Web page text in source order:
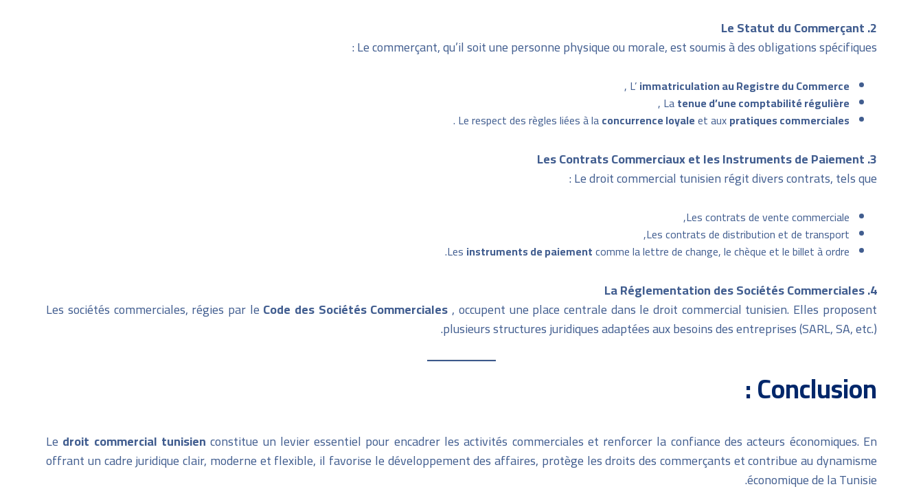
2. Le Statut du Commerçant
Le commerçant, qu’il soit une personne physique ou morale, est soumis à des obligations spécifiques :
L’immatriculation au Registre du Commerce
,
Latenue d’une comptabilité régulière
,
Le respect des règles liées à laconcurrence loyaleet auxpratiques commerciales
.
3. Les Contrats Commerciaux et les Instruments de Paiement
Le droit commercial tunisien régit divers contrats, tels que :
Les contrats de vente commerciale,
Les contrats de distribution et de transport,
Les instruments de paiementcomme la lettre de change, le chèque et le billet à ordre.
4. La Réglementation des Sociétés Commerciales
Les sociétés commerciales, régies par le Code des Sociétés Commerciales, occupent une place centrale dans le droit commercial tunisien. Elles proposent
plusieurs structures juridiques adaptées aux besoins des entreprises (SARL, SA, etc.).
Conclusion :
Le droit commercial tunisien constitue un levier essentiel pour encadrer les activités commerciales et renforcer la confiance des acteurs économiques. En
offrant un cadre juridique clair, moderne et flexible, il favorise le développement des affaires, protège les droits des commerçants et contribue au dynamisme
économique de la Tunisie.